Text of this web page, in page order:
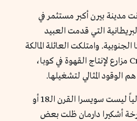
مدينة بيرن أكبر مستثمر في
التي قدمت العبيد
وامتلكت العائلة المالكة
لبنك Credit Suisse مزارع لإنتاج القهوة في كوبا،
الوقود المثالي لتشغيلها.
بالطبع، سويسرا حالياً ليست سويسرا القرن الـ18 أو
أشكيرا دارمان ظلت بعض